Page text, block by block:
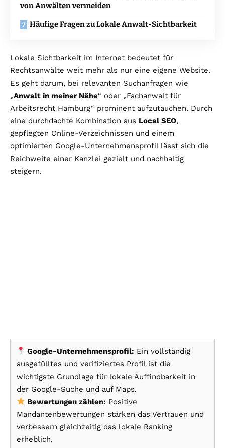
von Anwälten vermeiden
Häufige Fragen zu Lokale Anwalt-Sichtbarkeit
Lokale Sichtbarkeit im Internet bedeutet für
Rechtsanwälte weit mehr als nur eine eigene Website.
Es geht darum, bei relevanten Suchanfragen wie
„Anwalt in meiner Nähe“ oder „Fachanwalt für
Arbeitsrecht Hamburg“ prominent aufzutauchen. Durch
eine durchdachte Kombination aus Local SEO,
gepflegten Online-Verzeichnissen und einem
optimierten Google-Unternehmensprofil lässt sich die
Reichweite einer Kanzlei gezielt und nachhaltig
steigern.
Google-Unternehmensprofil: Ein vollständig
ausgefülltes und verifiziertes Profil ist die
wichtigste Grundlage für lokale Auffindbarkeit in
der Google-Suche und auf Maps.
Bewertungen zählen: Positive
Mandantenbewertungen stärken das Vertrauen und
verbessern gleichzeitig das lokale Ranking
erheblich.